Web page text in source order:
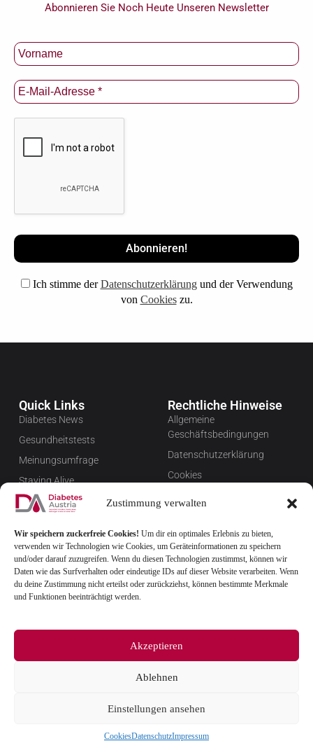
Zustimmung verwalten
Wir speichern zuckerfreie Cookies! Um dir ein optimales Erlebnis zu bieten,
verwenden wir Technologien wie Cookies, um Geräteinformationen zu speichern
und/oder darauf zuzugreifen. Wenn du diesen Technologien zustimmst, können wir
Daten wie das Surfverhalten oder eindeutige IDs auf dieser Website verarbeiten. Wenn
du deine Zustimmung nicht erteilst oder zurückziehst, können bestimmte Merkmale
und Funktionen beeinträchtigt werden.
Akzeptieren
Ablehnen
Einstellungen ansehen
CookiesDatenschutzImpressum
Abonnieren Sie Noch Heute Unseren Newsletter
Ich stimme derDatenschutzerklärungund der Verwendung
von Cookieszu.
Quick Links
Diabetes News
Gesundheitstests
Meinungsumfrage
Staying Alive
Favoriten
Rechtliche Hinweise
Allgemeine
Geschäftsbedingungen
Datenschutzerklärung
Cookies
Newsletter verwalten
FAQ